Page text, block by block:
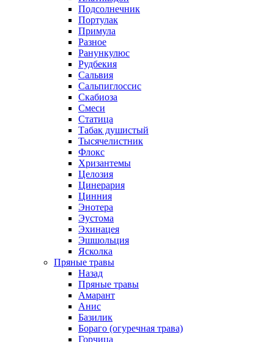
Подсолнечник
Портулак
Примула
Разное
Ранункулюс
Рудбекия
Сальвия
Сальпиглоссис
Скабиоза
Смеси
Статица
Табак душистый
Тысячелистник
Флокс
Хризантемы
Целозия
Цинерария
Цинния
Энотера
Эустома
Эхинацея
Эшшольция
Ясколка
Пряные травы
Назад
Пряные травы
Амарант
Анис
Базилик
Бораго (огуречная трава)
Горчица